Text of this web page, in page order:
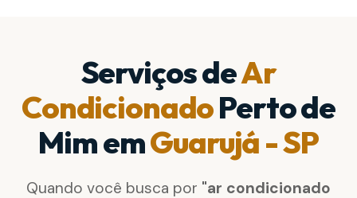
Serviços deAr
CondicionadoPerto de
Mim emGuarujá - SP
Quando você busca por "ar condicionado